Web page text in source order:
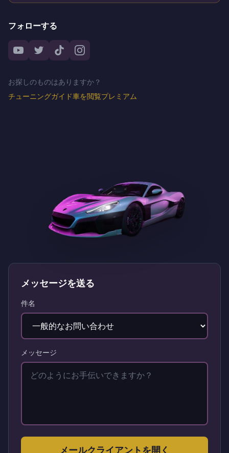
フォローする
お探しのものはありますか？
チューニングガイド車を閲覧プレミアム
メッセージを送る
件名
メッセージ
メールクライアントを開く